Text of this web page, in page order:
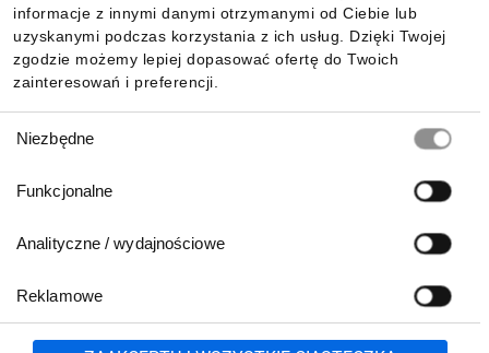
informacje z innymi danymi otrzymanymi od Ciebie lub
uzyskanymi podczas korzystania z ich usług. Dzięki Twojej
zgodzie możemy lepiej dopasować ofertę do Twoich
zainteresowań i preferencji.
zgody
Niezbędne
Funkcjonalne
Analityczne / wydajnościowe
Reklamowe
Pobierz naszą aplikację mobilną:
801 500 700 lub 71 37 61 600